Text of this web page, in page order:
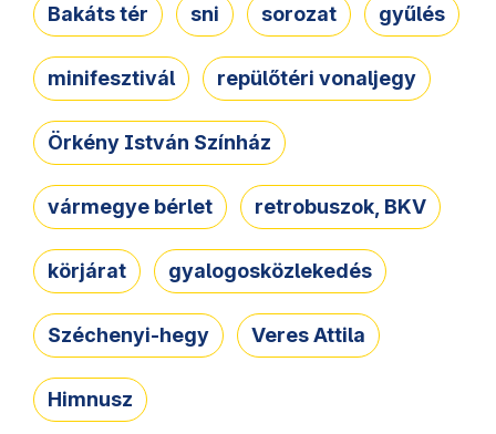
Bakáts tér sni sorozat gyűlés
minifesztivál repülőtéri vonaljegy
Örkény István Színház
vármegye bérlet retrobuszok, BKV
körjárat gyalogosközlekedés
Széchenyi-hegy Veres Attila
Himnusz